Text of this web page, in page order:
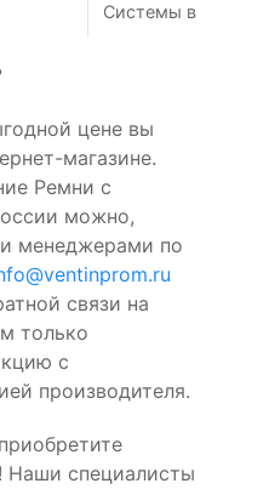
Системы
цене вы
магазине.
Ремни с
можно,
менеджерами по
связи на
только
с
производителя.
Наши специалисты